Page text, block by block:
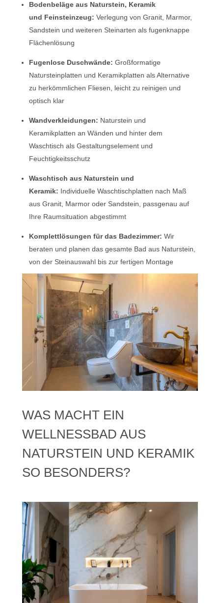
Bodenbeläge aus Naturstein, Keramik
und Feinsteinzeug: Verlegung von Granit, Marmor,
Sandstein und weiteren Steinarten als fugenknappe
Flächenlösung
Fugenlose Duschwände: Großformatige
Natursteinplatten und Keramikplatten als Alternative
zu herkömmlichen Fliesen, leicht zu reinigen und
optisch klar
Wandverkleidungen: Naturstein und
Keramikplatten an Wänden und hinter dem
Waschtisch als Gestaltungselement und
Feuchtigkeitsschutz
Waschtisch aus Naturstein und
Keramik: Individuelle Waschtischplatten nach Maß
aus Granit, Marmor oder Sandstein, passgenau auf
Ihre Raumsituation abgestimmt
Komplettlösungen für das Badezimmer: Wir
beraten und planen das gesamte Bad aus Naturstein,
von der Steinauswahl bis zur fertigen Montage
WAS MACHT EIN
WELLNESSBAD AUS
NATURSTEIN UND KERAMIK
SO BESONDERS?